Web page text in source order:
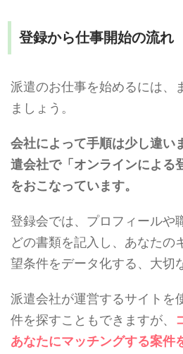
登録から仕事開始の流れ
派遣のお仕事を始めるには、
ましょう。
会社によって手順は少し違い
遣会社で「オンラインによる
をおこなっています。
登録会では、プロフィールや
どの書類を記入し、あなたの
望条件をデータ化する、大切
派遣会社が運営するサイトを
件を探すこともできますが、
あなたにマッチングする案件